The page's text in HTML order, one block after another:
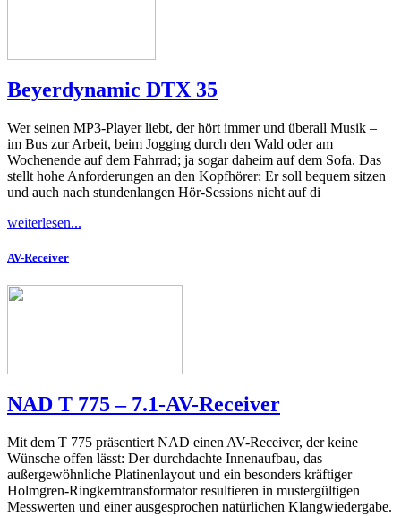
Beyerdynamic DTX 35
Wer seinen MP3-Player liebt, der hört immer und überall Musik –
im Bus zur Arbeit, beim Jogging durch den Wald oder am
Wochenende auf dem Fahrrad; ja sogar daheim auf dem Sofa. Das
stellt hohe Anforderungen an den Kopfhörer: Er soll bequem sitzen
und auch nach stundenlangen Hör-Sessions nicht auf di
weiterlesen...
AV-Receiver
NAD T 775 – 7.1-AV-Receiver
Mit dem T 775 präsentiert NAD einen AV-Receiver, der keine
Wünsche offen lässt: Der durchdachte Innenaufbau, das
außergewöhnliche Platinenlayout und ein besonders kräftiger
Holmgren-Ringkerntransformator resultieren in mustergültigen
Messwerten und einer ausgesprochen natürlichen Klangwiedergabe.